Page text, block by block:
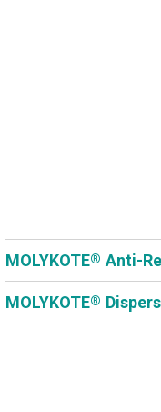
MOLYKOTE® Anti-
MOLYKOTE®